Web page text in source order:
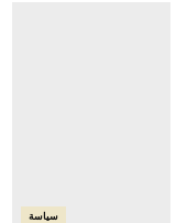
سياسة